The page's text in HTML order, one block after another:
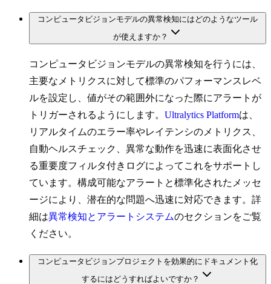
コンピュータビジョンモデルの異常検知にはどのようなツール
が使えますか？
コンピュータビジョンモデルの異常検知を行うには、
主要なメトリクスに対して標準のパフォーマンスレベ
ルを設定し、値がその範囲外になった際にアラートが
トリガーされるようにします。 Ultralytics Platformは、
リアルタイムのエラー率やレイテンシのメトリクス、
自動ヘルスチェック、異常な動作を迅速に表面化させ
る重要度フィルタ付きログによってこれをサポートし
ています。構成可能なアラートと標準化されたメッセ
ージにより、潜在的な問題へ迅速に対応できます。詳
細は異常検知とアラートシステムのセクションをご覧
ください。
コンピュータビジョンプロジェクトを効果的にドキュメント化
するにはどうすればよいですか？